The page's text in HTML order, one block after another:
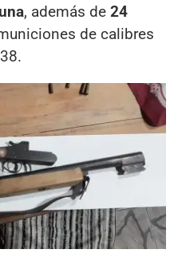
, además de 24
de calibres